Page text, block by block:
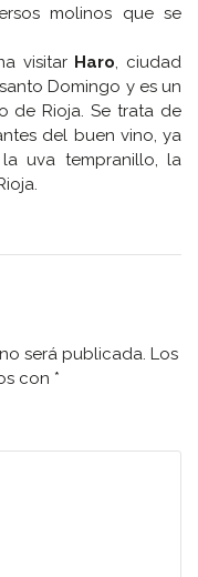
molinos que se
visitarHaro, ciudad
Domingo y es un
de Rioja. Se trata de
del buen vino, ya
uva tempranillo, la
será publicada. Los
con *